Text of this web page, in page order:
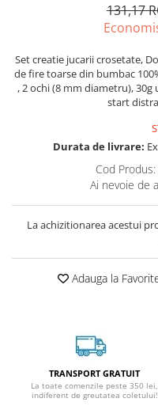
131,17
Set creatie jucarii crosetate,
de fire toarse din bumbac
, 2 ochi (8 mm diametru),
start
Durata de livrare:
Cod Produs:
Ai nevoie de
La achizitionarea acestui
Adauga la
TRANSPORT GRATUIT
La toate comenzile peste 350 lei,
indiferent de greutatea coletului!